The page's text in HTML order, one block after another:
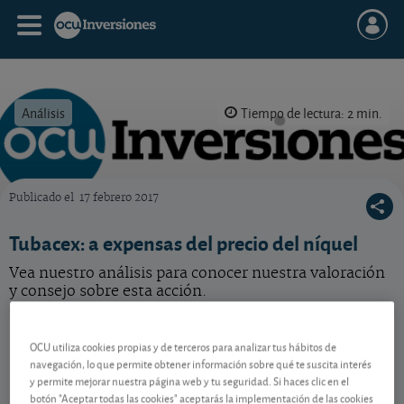
Análisis Tiempo de lectura: 2 min.
Publicado el 17 febrero 2017
Tubacex: a expensas del precio del níquel
Vea nuestro análisis para conocer nuestra valoración
y consejo sobre esta acción.
ES0132945017
06/08/2026 Madrid
-0,01 EUR (-0,33 %)
OCU utiliza cookies propias y de terceros para analizar tus hábitos de
navegación, lo que permite obtener información sobre qué te suscita interés
y permite mejorar nuestra página web y tu seguridad. Si haces clic en el
botón "Aceptar todas las cookies" aceptarás la implementación de las cookies